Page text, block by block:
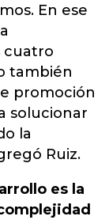
En ese
cuatro
también
promoción
solucionar
la
Ruiz.
es la